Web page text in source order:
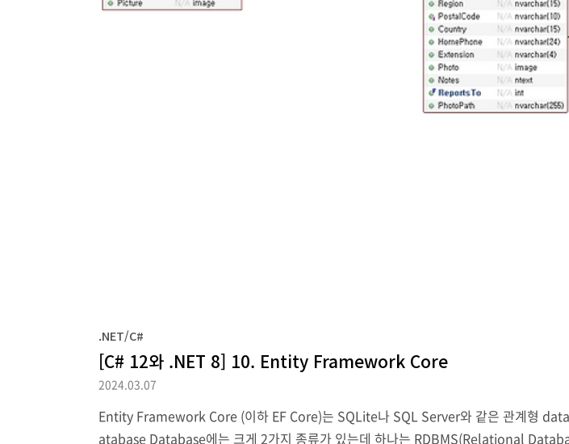
.NET/C#
[C# 12와 .NET 8] 10. Entity Framework Core
2024.03.07
Entity Framework Core (이하 EF Core)는 SQLite나 SQL Server와 같은 관계형
atabase Database에는 크게 2가지 종류가 있는데 하나는 RDBMS(Relational